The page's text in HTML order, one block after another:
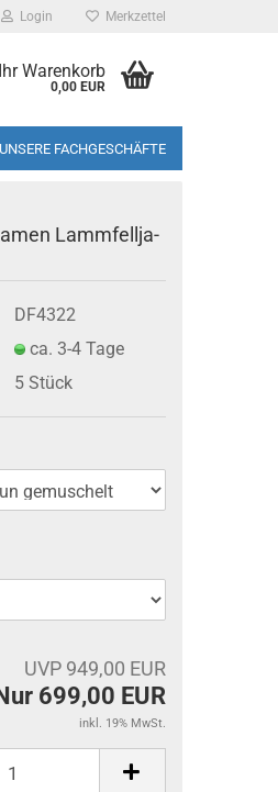
Login Merkzettel
Ihr Warenkorb
0,00 EUR
UNSERE FACHGESCHÄFTE
Lamm­fell­ja­
DF4322
ca. 3-4 Tage
5 Stück
UVP 949,00 EUR
699,00 EUR
inkl. 19% MwSt.